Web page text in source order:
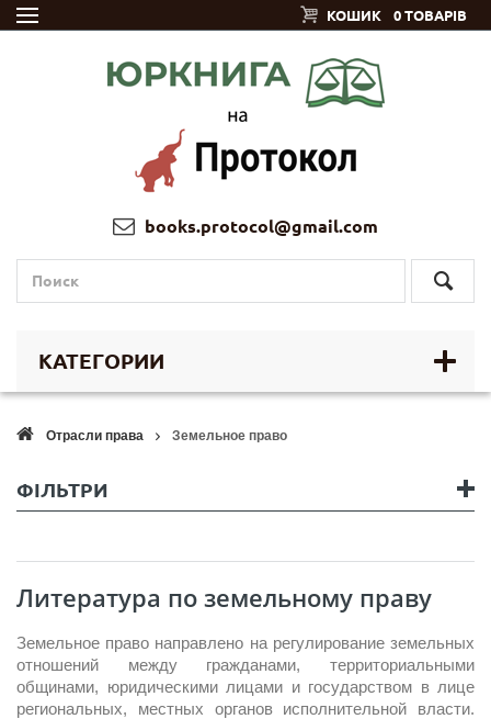
КОШИК 0 ТОВАРІВ
books.protocol@gmail.com
КАТЕГОРИИ
Отрасли права Земельное право
ФІЛЬТРИ
Литература по земельному праву
Земельное право направлено на регулирование земельных
отношений между гражданами, территориальными
общинами, юридическими лицами и государством в лице
региональных, местных органов исполнительной власти.